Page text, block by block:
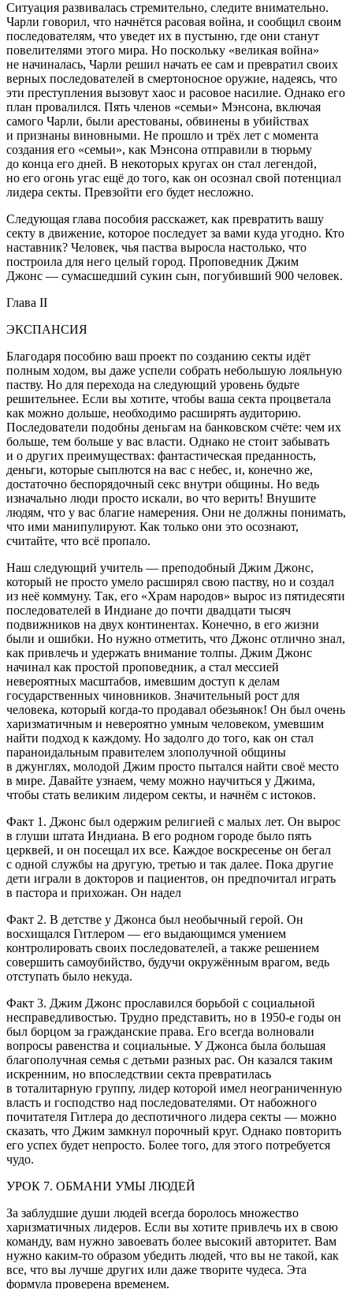
Ситуация развивалась стремительно, следите внимательно.
Чарли говорил, что начнётся расовая война, и сообщил своим
последователям, что уведет их в пустыню, где они станут
повелителями этого мира. Но поскольку «великая война»
не начиналась, Чарли решил начать ее сам и превратил своих
верных последователей в смертоносное оружие, надеясь, что
эти преступления вызовут хаос и расовое насилие. Однако его
план провалился. Пять членов «семьи» Мэнсона, включая
самого Чарли, были арестованы, обвинены в убийствах
и признаны виновными. Не прошло и трёх лет с момента
создания его «семьи», как Мэнсона отправили в тюрьму
до конца его дней. В некоторых кругах он стал легендой,
но его огонь угас ещё до того, как он осознал свой потенциал
лидера секты. Превзойти его будет несложно.
Следующая глава пособия расскажет, как превратить вашу
секту в движение, которое последует за вами куда угодно. Кто
наставник? Человек, чья паства выросла настолько, что
построила для него целый город. Проповедник Джим
Джонс — сумасшедший сукин сын, погубивший 900 человек.
Глава II
ЭКСПАНСИЯ
Благодаря пособию ваш проект по созданию секты идёт
полным ходом, вы даже успели собрать небольшую лояльную
паству. Но для перехода на следующий уровень будьте
решительнее. Если вы хотите, чтобы ваша секта процветала
как можно дольше, необходимо расширять аудиторию.
Последователи подобны деньгам на банковском счёте: чем их
больше, тем больше у вас власти. Однако не стоит забывать
и о других преимуществах: фантастическая преданность,
деньги, которые сыплются на вас с небес, и, конечно же,
достаточно беспорядочный секс внутри общины. Но ведь
изначально люди просто искали, во что верить! Внушите
людям, что у вас благие намерения. Они не должны понимать,
что ими манипулируют. Как только они это осознают,
считайте, что всё пропало.
Наш следующий учитель — преподобный Джим Джонс,
который не просто умело расширял свою паству, но и создал
из неё коммуну. Так, его «Храм народов» вырос из пятидесяти
последователей в Индиане до почти двадцати тысяч
подвижников на двух континентах. Конечно, в его жизни
были и ошибки. Но нужно отметить, что Джонс отлично знал,
как привлечь и удержать внимание толпы. Джим Джонс
начинал как простой проповедник, а стал мессией
невероятных масштабов, имевшим доступ к делам
государственных чиновников. Значительный рост для
человека, который когда-то продавал обезьянок! Он был очень
харизматичным и невероятно умным человеком, умевшим
найти подход к каждому. Но задолго до того, как он стал
параноидальным правителем злополучной общины
в джунглях, молодой Джим просто пытался найти своё место
в мире. Давайте узнаем, чему можно научиться у Джима,
чтобы стать великим лидером секты, и начнём с истоков.
Факт 1. Джонс был одержим религией с малых лет. Он вырос
в глуши штата Индиана. В его родном городе было пять
церквей, и он посещал их все. Каждое воскресенье он бегал
с одной службы на другую, третью и так далее. Пока другие
дети играли в докторов и пациентов, он предпочитал играть
в пастора и прихожан. Он надел
Факт 2. В детстве у Джонса был необычный герой. Он
восхищался Гитлером — его выдающимся умением
контролировать своих последователей, а также решением
совершить самоубийство, будучи окружённым врагом, ведь
отступать было некуда.
Факт 3. Джим Джонс прославился борьбой с социальной
несправедливостью. Трудно представить, но в 1950-е годы он
был борцом за гражданские права. Его всегда волновали
вопросы равенства и социальные. У Джонса была большая
благополучная семья с детьми разных рас. Он казался таким
искренним, но впоследствии секта превратилась
в тоталитарную группу, лидер которой имел неограниченную
власть и господство над последователями. От набожного
почитателя Гитлера до деспотичного лидера секты — можно
сказать, что Джим замкнул порочный круг. Однако повторить
его успех будет непросто. Более того, для этого потребуется
чудо.
УРОК 7. ОБМАНИ УМЫ ЛЮДЕЙ
За заблудшие души людей всегда боролось множество
харизматичных лидеров. Если вы хотите привлечь их в свою
команду, вам нужно завоевать более высокий авторитет. Вам
нужно каким-то образом убедить людей, что вы не такой, как
все, что вы лучше других или даже творите чудеса. Эта
формула проверена временем.